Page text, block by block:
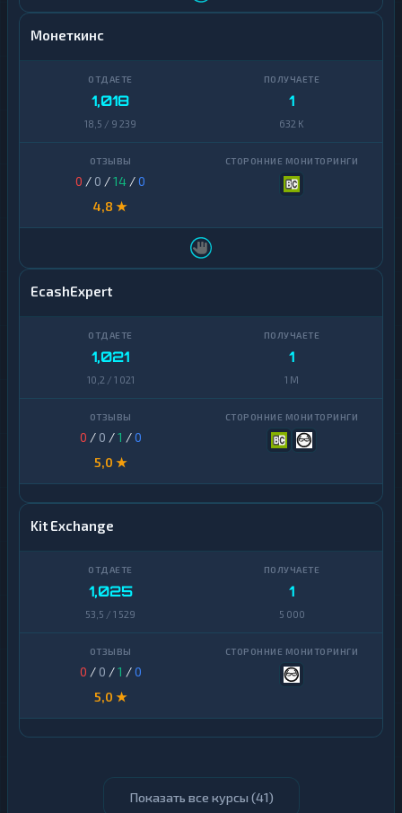
Монеткинс
1,018
18,5 / 9 239
1
632 K
0 / 0 /14 /0
4,8 ★
EcashExpert
1,021
10,2 / 1 021
1
1 M
0 / 0 /1 /0
5,0 ★
Kit Exchange
1,025
53,5 / 1 529
1
5 000
0 / 0 /1 /0
5,0 ★
Показать все курсы (41)